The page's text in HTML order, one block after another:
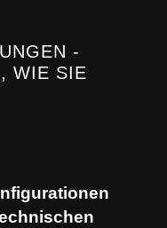
-
WIE SIE